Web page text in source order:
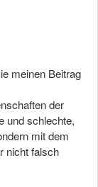
meinen Beitrag
der
und schlechte,
mit dem
nicht falsch